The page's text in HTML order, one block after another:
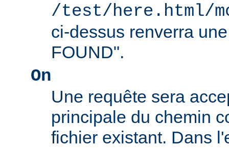
/test/here.html/
ci-dessus renverra
FOUND".
On
Une requête sera
principale du chemin
fichier existant. Dans